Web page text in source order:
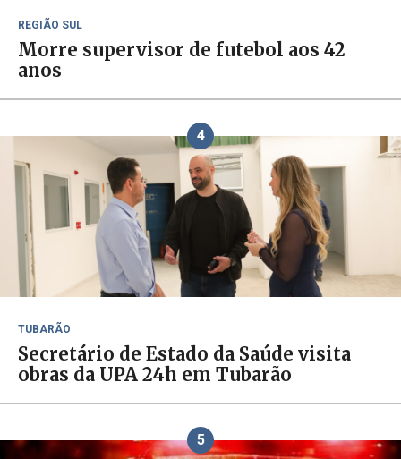
REGIÃO SUL
Morre supervisor de futebol aos 42
anos
4
TUBARÃO
Secretário de Estado da Saúde visita
obras da UPA 24h em Tubarão
5